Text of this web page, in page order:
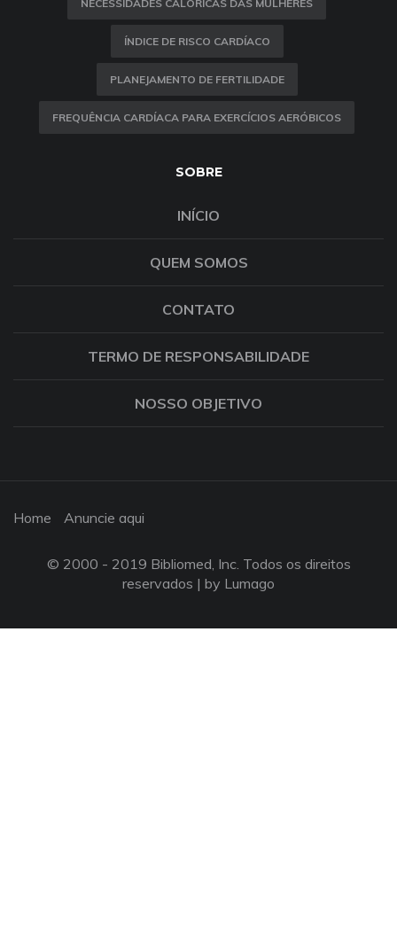
NECESSIDADES CALÓRICAS DAS MULHERES
ÍNDICE DE RISCO CARDÍACO
PLANEJAMENTO DE FERTILIDADE
FREQUÊNCIA CARDÍACA PARA EXERCÍCIOS AERÓBICOS
SOBRE
INÍCIO
QUEM SOMOS
CONTATO
TERMO DE RESPONSABILIDADE
NOSSO OBJETIVO
Home Anuncie aqui
© 2000 - 2019 Bibliomed, Inc. Todos os direitos
reservados | by Lumago